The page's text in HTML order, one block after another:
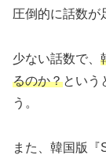
圧倒的に話数が
少ない話数で、
るのか？という
う。
また、韓国版『